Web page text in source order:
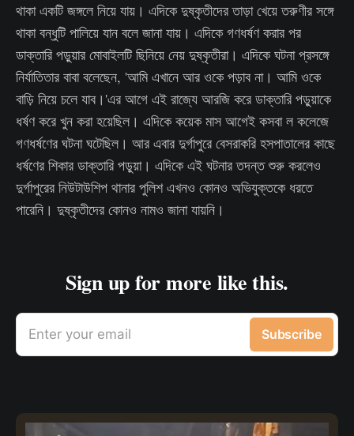
থাকা একটি জঙ্গলে নিয়ে যায়। এদিকে দুষ্কৃতীদের তাড়া খেয়ে তরুণীর সঙ্গে
থাকা বন্ধুটি পালিয়ে যান বলে জানা যায়। এদিকে গণধর্ষণ করার পর
ডাক্তারি পড়ুয়ার মোবাইলটি ছিনিয়ে নেয় দুষ্কৃতীরা। এদিকে ঘটনা প্রসঙ্গে
নির্যাতিতার বাবা বলেছেন, 'আমি এখানে আর ওকে পড়াব না। আমি ওকে
বাড়ি নিয়ে চলে যাব।'এর আগে এই রাজ্যে আরজি করে ডাক্তারি পড়ুয়াকে
ধর্ষণ করে খুন করা হয়েছিল। এদিকে কয়েক মাস আগেই কসবা ল কলেজে
গণধর্ষণের ঘটনা ঘটেছিল। আর এবার দুর্গাপুরে বেসরাকরি হসপাতালের কাছে
ধর্ষণের শিকার ডাক্তারি পড়ুয়া। এদিকে এই ঘটনার তদন্ত শুরু করলেও
দুর্গাপুরের নিউটাউশিপ থানার পুলিশ এখনও কোনও অভিযুক্তকে ধরতে
পারেনি। দুষ্কৃতীদের কোনও নামও জানা যায়নি।
Sign up for more like this.
Enter your email Subscribe